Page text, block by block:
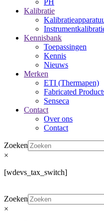
PH
Kalibratie
Kennisbank
Toepassingen
Kennis
Nieuws
Merken
ETI (Thermapen)
Fabricated
Senseca
Contact
Over ons
Contact
Zoeken
×
[wdevs_tax_switch]
Zoeken
×